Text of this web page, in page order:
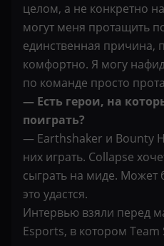
целом, а не конкретно
могут меня протащить
единственная причина,
комфортно. Я могу
по команде просто
— Есть герои, на
поиграть?
— Earthshaker и Bounty
них играть. Collapse
сыграть на миде. Может
это удастся.
Интервью взяли перед
Esports, в котором